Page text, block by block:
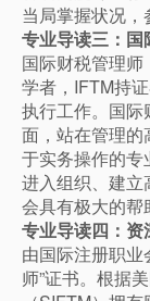
当局掌握状况，
专业导读三：
国际财税管理
学者，IFTM持
执行工作。国
面，站在管理
于实务操作的
进入组织、建
会具有极大的帮
专业导读四：
由国际注册职业
师”证书。根据